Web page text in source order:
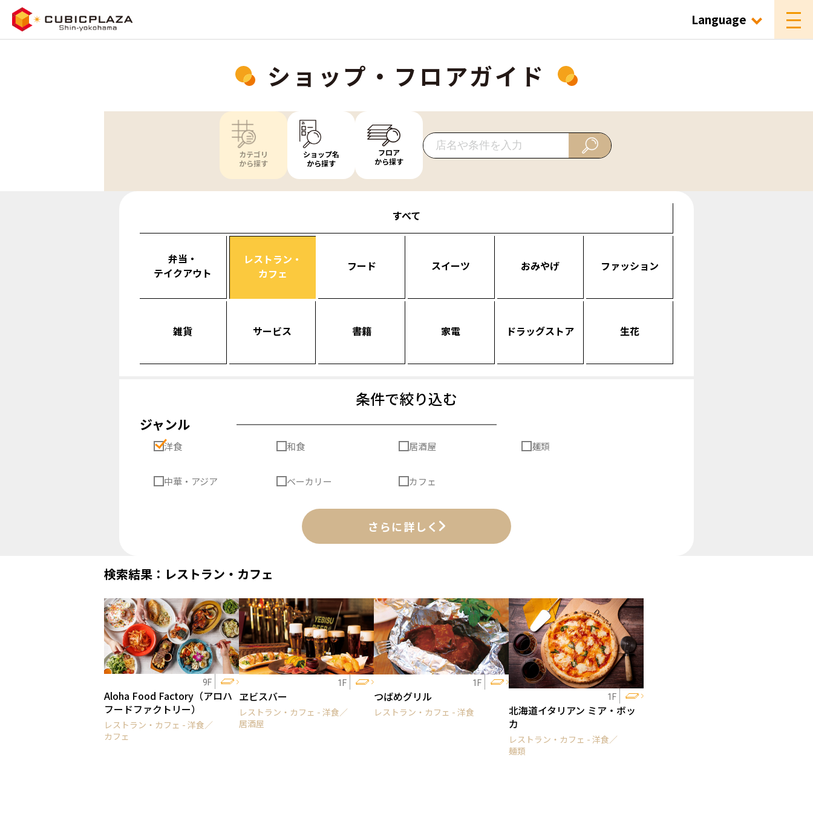
Language
ショップ・フロアガイド
カテゴリ
から探す
ショップ名
から探す
フロア
から探す
すべて
弁当・
テイクアウト
レストラン・
カフェ
フード スイーツ おみやげ ファッション
雑貨 サービス 書籍 家電 ドラッグストア 生花
条件で絞り込む
ジャンル
洋食 和食 居酒屋 麺類
中華・アジア ベーカリー カフェ
さらに詳しく
検索結果：レストラン・カフェ
9F
Aloha Food Factory（アロハ
フードファクトリー）
レストラン・カフェ - 洋食／
カフェ
1F
ヱビスバー
レストラン・カフェ - 洋食／
居酒屋
1F
つばめグリル
レストラン・カフェ - 洋食
1F
北海道イタリアン ミア・ボッ
カ
レストラン・カフェ - 洋食／
麺類